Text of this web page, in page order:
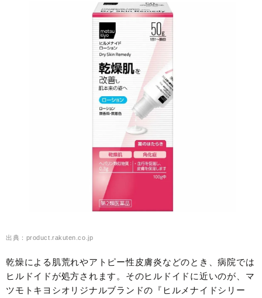
出典：product.rakuten.co.jp
乾燥による肌荒れやアトピー性皮膚炎などのとき、病院では
ヒルドイドが処方されます。そのヒルドイドに近いのが、マ
ツモトキヨシオリジナルブランドの『ヒルメナイドシリー